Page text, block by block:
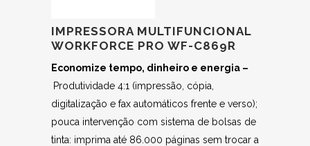
IMPRESSORA MULTIFUNCIONAL
WORKFORCE PRO WF-C869R
Economize tempo, dinheiro e energia –
Produtividade 4:1 (impressão, cópia,
digitalização e fax automáticos frente e verso);
pouca intervenção com sistema de bolsas de
tinta: imprima até 86.000 páginas sem trocar a